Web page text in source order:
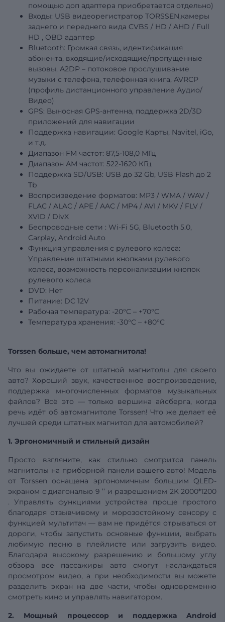
помощью доп адаптера приобретается отдельно)
Входы: USB видеорегистратор TORSSEN,камеры
заднего и переднего вида CVBS / HD / AHD / Full
HD , OBD адаптер
Bluetooth: Громкая связь, идентификация
абонента, входящие/исходящие/пропущенные
вызовы, A2DP – потоковое прослушивание
музыки с телефона, телефонная книга, AVRCP
(профиль дистанционного управление Аудио/
Видео)
GPS: Выносная GPS-антенна, поддержка 2D/3D
приложений для навигации
Поддержка навигации: Google Карты, Navitel, iGo,
и т.д.
Диапазон FM частот: 87,5-108,0 МГц
Диапазон АМ частот: 522-1620 КГц
Поддержка SD/USB: USB до 32 Gb, USB Flash до 2
Tb
Воспроизведение форматов: MP3 / WMA / WAV /
FLAC / ALAC / APE / AAC / MP4 / AVI / MKV / FLV /
XVID / DivX
Беспроводные сети : Wi-Fi 5G, Bluetooth 5.0,
Carplay, Android Auto
Функция управления с рулевого колеса:
Управление штатными кнопками рулевого
колеса, возможность персонализации кнопок
рулевого колеса
DVD: Нет
Питание: DC 12V
Рабочая температура: -20°C – +70°C
Температура хранения: -30°C – +80°C
Torssen больше, чем автомагнитола!
Что вы ожидаете от штатной магнитолы для своего
авто? Хороший звук, качественное воспроизведение,
поддержка многочисленных форматов музыкальных
файлов? Всё это — только вершина айсберга, когда
речь идёт об автомагнитоле Torssen! Что же делает её
лучшей среди штатных магнитол для автомобилей?
1. Эргономичный и стильный дизайн
Просто взгляните, как стильно смотрится панель
магнитолы на приборной панели вашего авто! Модель
от Torssen оснащена эргономичным большим QLED-
экраном с диагональю 9 ’’ и разрешением 2K 2000*1200
. Управлять функциями устройства проще простого
благодаря отзывчивому и морозостойкому сенсору с
функцией мультитач — вам не придётся отрываться от
дороги, чтобы запустить основные функции, выбрать
любимую песню в плейлисте или загрузить видео.
Благодаря высокому разрешению и большому углу
обзора все пассажиры авто смогут наслаждаться
просмотром видео, а при необходимости вы можете
разделить экран на две части, чтобы одновременно
смотреть кино и управлять навигатором.
2. Мощный процессор и поддержка Android